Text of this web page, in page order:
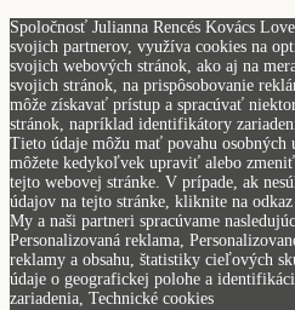
Spoločnosť Julianna Rencés Kovács
svojich partnerov, využíva cookies na
svojich webových stránok, ako aj na
svojich stránok, na prispôsobovanie
môže získavať prístup a spracúvať
stránok, napríklad identifikátory
Tieto údaje môžu mať povahu osobných
môžete kedykoľvek upraviť alebo
tejto webovej stránke. V prípade, ak
údajov na tejto stránke, kliknite na
My a naši partneri spracúvame
Personalizovaná reklama,
reklamy a obsahu, štatistiky cieľových
údaje o geografickej polohe a
zariadenia, Technické cookies